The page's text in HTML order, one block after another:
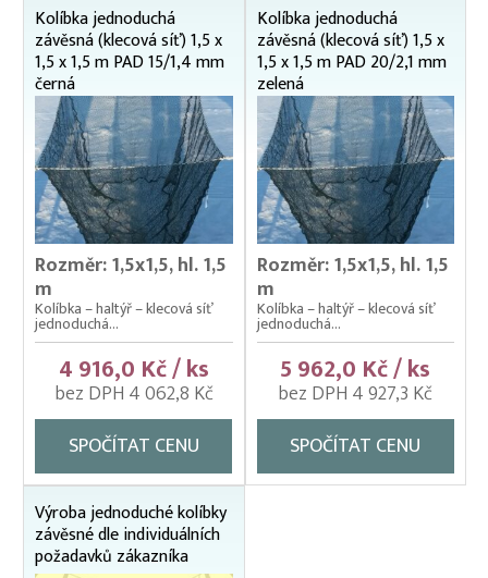
Krycí sítě na sádky, rybníky a klecové chovy
Lodě pracovní
Lodní motory závěsné Honda
Násady na kesery a saky
Nevody
Nosítka na ryby, rukávy na nošení
Odchovné bazény a žlaby
Planktonové (uhelonové) vybavení
Podložní sítě
Pomocné rybářské vybavení
Prubní ploty
Přebírka kaprová
Přepínací ploty
Přepravní bedny na ryby
Rukáv na vysazování
Kolíbka jednoduchá
závěsná (klecová síť) 1,5 x
1,5 x 1,5 m PAD 15/1,4 mm
černá
Rozměr: 1,5x1,5, hl. 1,5
m
Kolíbka – haltýř – klecová síť
jednoduchá...
4 916,0 Kč / ks
bez DPH 4 062,8 Kč
SPOČÍTAT CENU
Kolíbka jednoduchá
závěsná (klecová síť) 1,5 x
1,5 x 1,5 m PAD 20/2,1 mm
zelená
Rozměr: 1,5x1,5, hl. 1,5
m
Kolíbka – haltýř – klecová síť
jednoduchá...
5 962,0 Kč / ks
bez DPH 4 927,3 Kč
SPOČÍTAT CENU
Výroba jednoduché kolíbky
závěsné dle individuálních
požadavků zákazníka